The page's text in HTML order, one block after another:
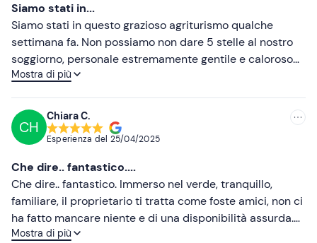
Abbigliamento consigliato
Abbigliamento adatto alla stagione
Non dimenticare di portare
Meno recenti
Più alte
Siamo stati in...
Siamo stati in questo grazioso agriturismo qualche
settimana fa. Non possiamo non dare 5 stelle al nostro
soggiorno, personale estremamente gentile e caloroso
con un atmosfera familiare e confortevole. Al nostro
provvista anche di balcone. Avendo scelto il pacchetto
con spa e siamo rimasti molto soddisfatti, ci é piaciuto
avere un’ora di utilizzo esclusivo della piscina riscaldata.
Cena buonissima e abbondante con molte opzioni e
grigliata su camino a vista, abbiamo concluso il nostro
soggiorno con una ottima colazione a base di torte e
crostate fatte in casa. Nel complesso siamo molto
soddisfatti e torneremo sicuramente.
Mostra di più
CH
Chiara C.
Esperienza del 25/04/2025
Che dire.. fantastico....
Che dire.. fantastico. Immerso nel verde, tranquillo,
familiare, il proprietario ti tratta come foste amici, non ci
ha fatto mancare niente e di una disponibilità assurda.
Camere carinissime con balconcino fronte collina, cibo
Mostra di più